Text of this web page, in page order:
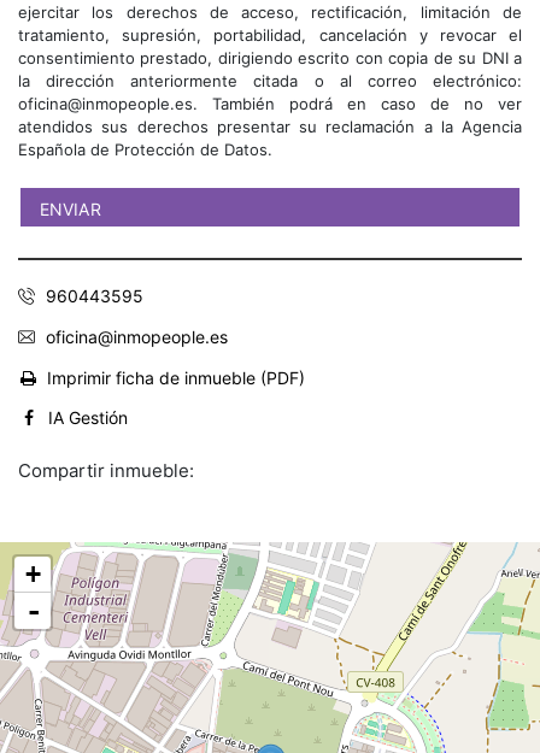
ejercitar los derechos de acceso, rectificación, limitación de
tratamiento, supresión, portabilidad, cancelación y revocar el
consentimiento prestado, dirigiendo escrito con copia de su DNI a
la dirección anteriormente citada o al correo electrónico:
oficina@inmopeople.es. También podrá en caso de no ver
atendidos sus derechos presentar su reclamación a la Agencia
Española de Protección de Datos.
960443595
oficina@inmopeople.es
Imprimir ficha de inmueble (PDF)
IA Gestión
Compartir inmueble:
+
-